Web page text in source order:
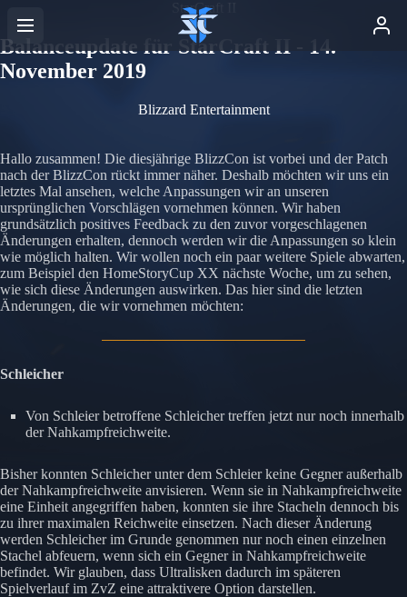
StarCraft II
Balanceupdate für StarCraft II - 14.
November 2019
Blizzard Entertainment
Hallo zusammen! Die diesjährige BlizzCon ist vorbei und der Patch
nach der BlizzCon rückt immer näher. Deshalb möchten wir uns ein
letztes Mal ansehen, welche Anpassungen wir an unseren
ursprünglichen Vorschlägen vornehmen können. Wir haben
grundsätzlich positives Feedback zu den zuvor vorgeschlagenen
Änderungen erhalten, dennoch werden wir die Anpassungen so klein
wie möglich halten. Wir wollen noch ein paar weitere Spiele abwarten,
zum Beispiel den HomeStoryCup XX nächste Woche, um zu sehen,
wie sich diese Änderungen auswirken. Das hier sind die letzten
Änderungen, die wir vornehmen möchten:
Schleicher
Von Schleier betroffene Schleicher treffen jetzt nur noch innerhalb
der Nahkampfreichweite.
Bisher konnten Schleicher unter dem Schleier keine Gegner außerhalb
der Nahkampfreichweite anvisieren. Wenn sie in Nahkampfreichweite
eine Einheit angegriffen haben, konnten sie ihre Stacheln dennoch bis
zu ihrer maximalen Reichweite einsetzen. Nach dieser Änderung
werden Schleicher im Grunde genommen nur noch einen einzelnen
Stachel abfeuern, wenn sich ein Gegner in Nahkampfreichweite
befindet. Wir glauben, dass Ultralisken dadurch im späteren
Spielverlauf im ZvZ eine attraktivere Option darstellen.